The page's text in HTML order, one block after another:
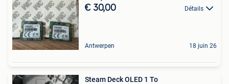
€ 30,00 Détails
Antwerpen 18 juin 26
Steam Deck OLED 1 To